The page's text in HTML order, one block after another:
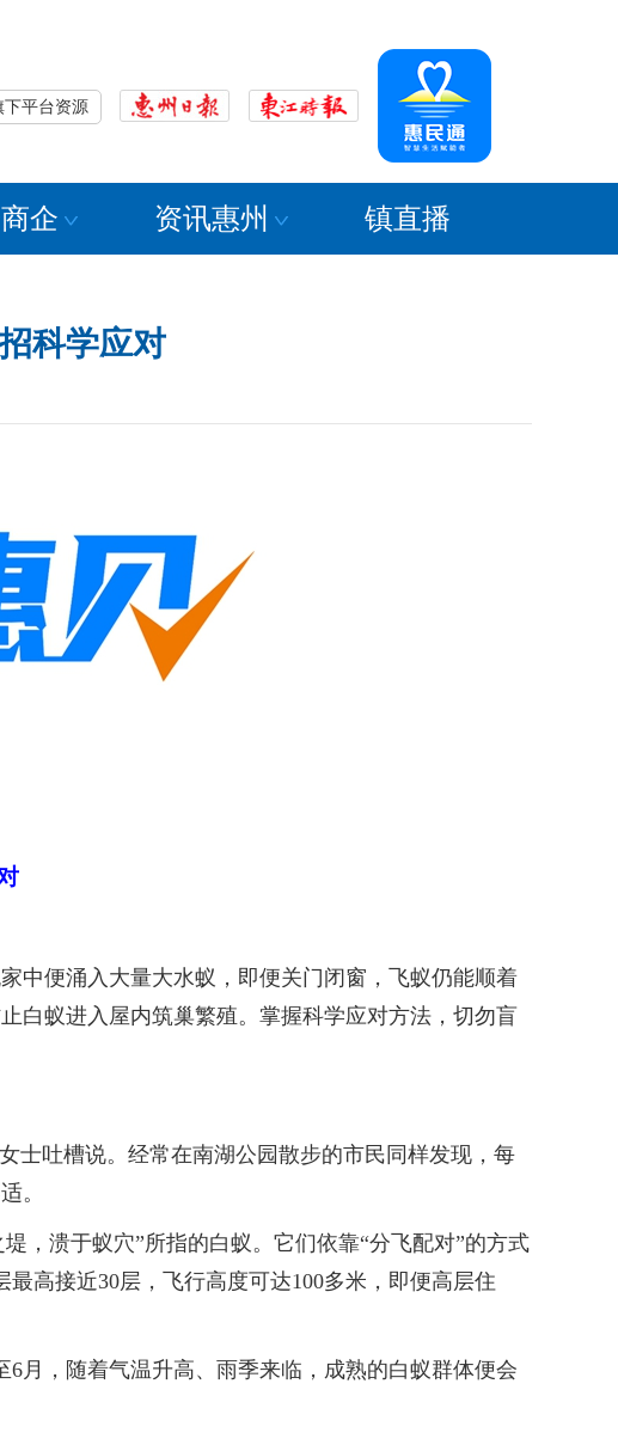
下平台资源
企 资讯惠州 镇直播
科学应对
便涌入大量大水蚁，即便关门闭窗，飞蚁仍能顺着
白蚁进入屋内筑巢繁殖。掌握科学应对方法，切勿盲
吐槽说。经常在南湖公园散步的市民同样发现，每
。
溃于蚁穴”所指的白蚁。它们依靠“分飞配对”的方式
高接近30层，飞行高度可达100多米，即便高层住
，随着气温升高、雨季来临，成熟的白蚁群体便会